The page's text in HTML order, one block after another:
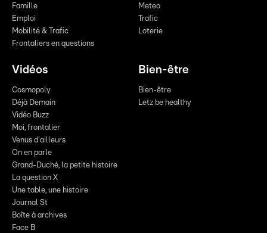
Famille
Emploi
Mobilité & Trafic
Frontaliers en questions
Meteo
Trafic
Loterie
Vidéos
Cosmopoly
Déjà Demain
Vidéo Buzz
Moi, frontalier
Venus d'ailleurs
On en parle
Grand-Duché, la petite histoire
La question X
Une table, une histoire
Journal St
Boîte à archives
Face B
Bien-être
Bien-être
Letz be healthy